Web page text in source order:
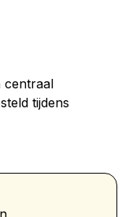
centraal
tijdens